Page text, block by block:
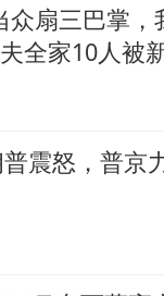
众扇三巴掌
全家10人被
震怒，普京